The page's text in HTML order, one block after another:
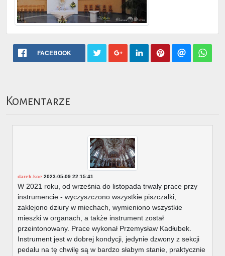
FACEBOOK
Komentarze
darek.kce 2023-05-09 22:15:41
W 2021 roku, od września do listopada trwały prace przy
instrumencie - wyczyszczono wszystkie piszczałki,
zaklejono dziury w miechach, wymieniono wszystkie
mieszki w organach, a także instrument został
przeintonowany. Prace wykonał Przemysław Kadłubek.
Instrument jest w dobrej kondycji, jedynie dzwony z sekcji
pedału na tę chwilę są w bardzo słabym stanie, praktycznie